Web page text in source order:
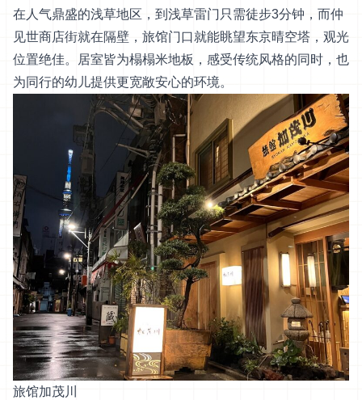
在人气鼎盛的浅草地区，到浅草雷门只需徒步3分钟，而仲
见世商店街就在隔壁，旅馆门口就能眺望东京晴空塔，观光
位置绝佳。居室皆为榻榻米地板，感受传统风格的同时，也
为同行的幼儿提供更宽敞安心的环境。
旅馆加茂川